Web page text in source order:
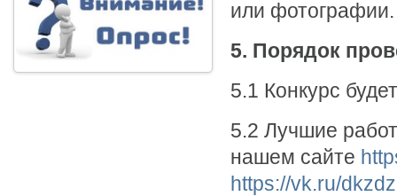
или фотографии.
5. Порядок
5.1 Конкурс
5.2 Лучшие
нашем сайте
https://vk.ru/